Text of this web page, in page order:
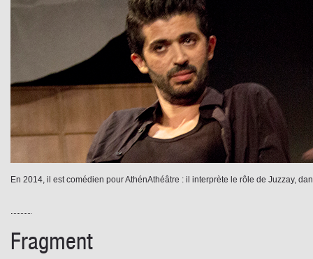
En 2014, il est comédien pour AthénAthéâtre : il interprète le rôle de Juzzay,
Fragment